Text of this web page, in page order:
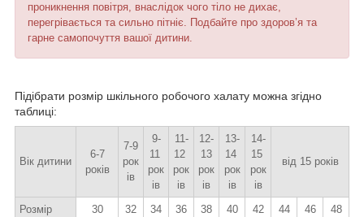
проникнення повітря, внаслідок чого тіло не дихає,
перегрівається та сильно пітніє. Подбайте про здоров’я та
гарне самопочуття вашої дитини.
Підібрати розмір шкільного робочого халату можна згідно
таблиці:
Вік дитини
6-7
років
7-9
рок
ів
9-
11
рок
ів
11-
12
рок
ів
12-
13
рок
ів
13-
14
рок
ів
14-
15
рок
ів
від 15 років
Розмір
30 32 34 36 38 40 42 44 46 48